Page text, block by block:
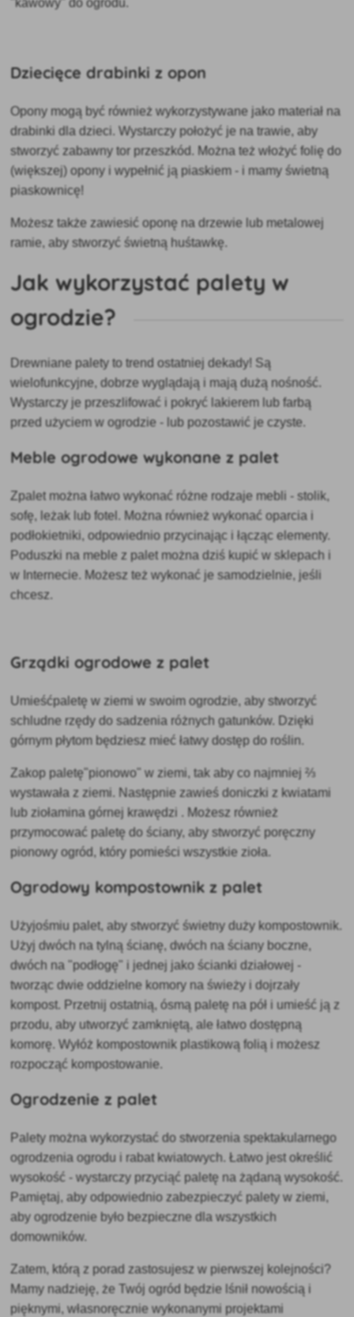
"kawowy" do ogrodu.
Dziecięce drabinki z opon
Opony mogą być również wykorzystywane jako materiałna
drabinki dla dzieci. Wystarczy położyć je na trawie, aby
stworzyć zabawny tor przeszkód. Można też włożyć folię do
(większej) opony i wypełnić ją piaskiem - i mamy świetną
piaskownicę!
Możesz także zawiesić oponę na drzewie lub metalowej
ramie, aby stworzyć świetną huśtawkę.
Jak wykorzystać palety w
ogrodzie?
Drewniane palety totrend ostatniej dekady! Są
wielofunkcyjne, dobrze wyglądają i mają dużą nośność.
Wystarczy je przeszlifować i pokryć lakierem lub farbą
przed użyciem w ogrodzie - lub pozostawić je czyste.
Meble ogrodowe wykonane z palet
Zpalet można łatwo wykonać różne rodzaje mebli -stolik,
sofę, leżak lub fotel. Można również wykonać oparcia i
podłokietniki, odpowiednio przycinając i łącząc elementy.
Poduszki na meble z palet można dziś kupić w sklepach i
w Internecie. Możesz też wykonać je samodzielnie, jeśli
chcesz.
Grządki ogrodowe z palet
Umieśćpaletę w ziemi w swoim ogrodzie, aby stworzyć
schludnerzędy do sadzenia różnych gatunków. Dzięki
górnym płytom będziesz mieć łatwy dostęp do roślin.
Zakop paletę"pionowo" w ziemi, tak aby co najmniej ⅔
wystawała z ziemi. Następniezawieś doniczki z kwiatami
lub ziołamina górnej krawędzi . Możesz również
przymocować paletę do ściany, aby stworzyć poręczny
pionowy ogród, który pomieści wszystkie zioła.
Ogrodowy kompostownik z palet
Użyjośmiu palet, aby stworzyć świetnyduży kompostownik.
Użyj dwóch na tylną ścianę, dwóch na ściany boczne,
dwóch na "podłogę" i jednej jako ścianki działowej -
tworząc dwie oddzielne komory na świeży i dojrzały
kompost. Przetnij ostatnią, ósmą paletę na pół i umieść ją z
przodu, aby utworzyć zamkniętą, ale łatwo dostępną
komorę. Wyłóż kompostownik plastikową folią i możesz
rozpocząć kompostowanie.
Ogrodzenie z palet
Palety można wykorzystać do stworzenia spektakularnego
ogrodzenia ogrodu i rabat kwiatowych. Łatwo jest określić
wysokość - wystarczy przyciąć paletę na żądaną wysokość.
Pamiętaj, aby odpowiednio zabezpieczyć palety w ziemi,
aby ogrodzenie było bezpieczne dla wszystkich
domowników.
Zatem, którą z porad zastosujesz w pierwszej kolejności?
Mamy nadzieję, że Twój ogród będzie lśnił nowością i
pięknymi, własnoręcznie wykonanymi projektami